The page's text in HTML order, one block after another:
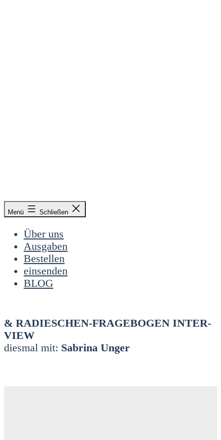
&
Radieschen
Menü Schließen
Über uns
Ausgaben
Bestellen
einsenden
BLOG
& RADIES­CHEN-FRA­GE­BO­GEN INTER­
VIEW
dies­mal mit: Sabri­na Unger